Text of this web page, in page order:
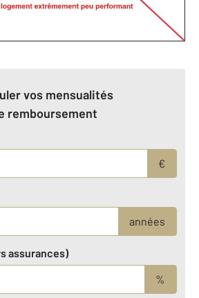
vos mensualités
remboursement
€
années
assurances)
%